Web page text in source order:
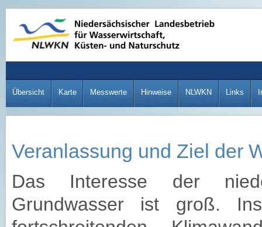
Übersicht Karte Messwerte Hinweise NLWKN Links
Veranlassung und Ziel der
Das Interesse der
Grundwasser ist groß.